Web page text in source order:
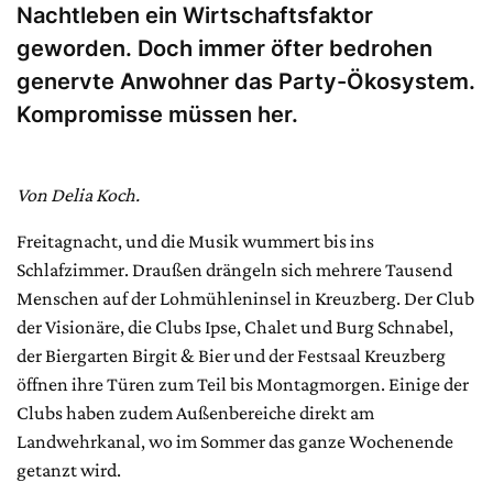
Nachtleben ein Wirtschaftsfaktor
geworden. Doch immer öfter bedrohen
genervte Anwohner das Party-Ökosystem.
Kompromisse müssen her.
Von Delia Koch.
Freitagnacht, und die Musik wummert bis ins
Schlafzimmer. Draußen drängeln sich mehrere Tausend
Menschen auf der Lohmühleninsel in Kreuzberg. Der Club
der Visionäre, die Clubs Ipse, Chalet und Burg Schnabel,
der Biergarten Birgit & Bier und der Festsaal Kreuzberg
öffnen ihre Türen zum Teil bis Montagmorgen. Einige der
Clubs haben zudem Außenbereiche direkt am
Landwehrkanal, wo im Sommer das ganze Wochenende
getanzt wird.